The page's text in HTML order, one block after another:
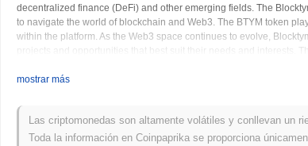
decentralized finance (DeFi) and other emerging fields. The
to navigate the world of blockchain and Web3. The BTYM token
within the platform. As the Web3 space continues to evolve,
projects and opportunities that best suit their needs and interests.
that are shaping the future of the internet.
Blocktyme (BTYM) FAQ – Métricas Clave y
mostrar más
Las criptomonedas son altamente volátiles y conllevan un
Toda la información en Coinpaprika se proporciona